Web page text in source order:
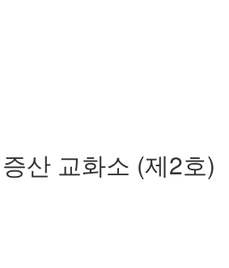
산 교화소 (제2호)